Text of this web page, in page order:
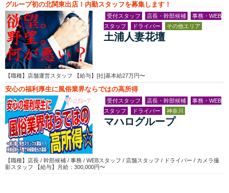
グループ初の北関東出店！内勤スタッフを募集します！
受付スタッフ 店長・幹部候補
事務・WEB
スタッフ
ドライバー その他エリア
土浦人妻花壇
【職種】店舗運営スタッフ 【給与】[社]基本給27万円〜
安心の福利厚生に風俗業界ならではの高所得
受付スタッフ 店長・幹部候補
事務・WEB
スタッフ
ドライバー 神奈川
マハログループ
【職種】店長 / 幹部候補 / 事務 / WEBスタッフ / 店舗スタッフ / ドライバー / カメラ撮
影スタッフ 【給与】月給：300,000円〜